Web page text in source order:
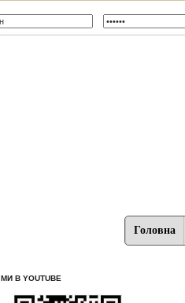
Головна
МИ В YOUTUBE